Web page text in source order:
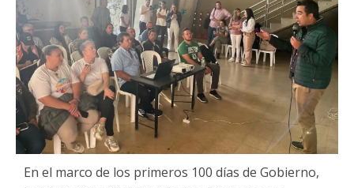
En el marco de los primeros 100 días de Gobierno,